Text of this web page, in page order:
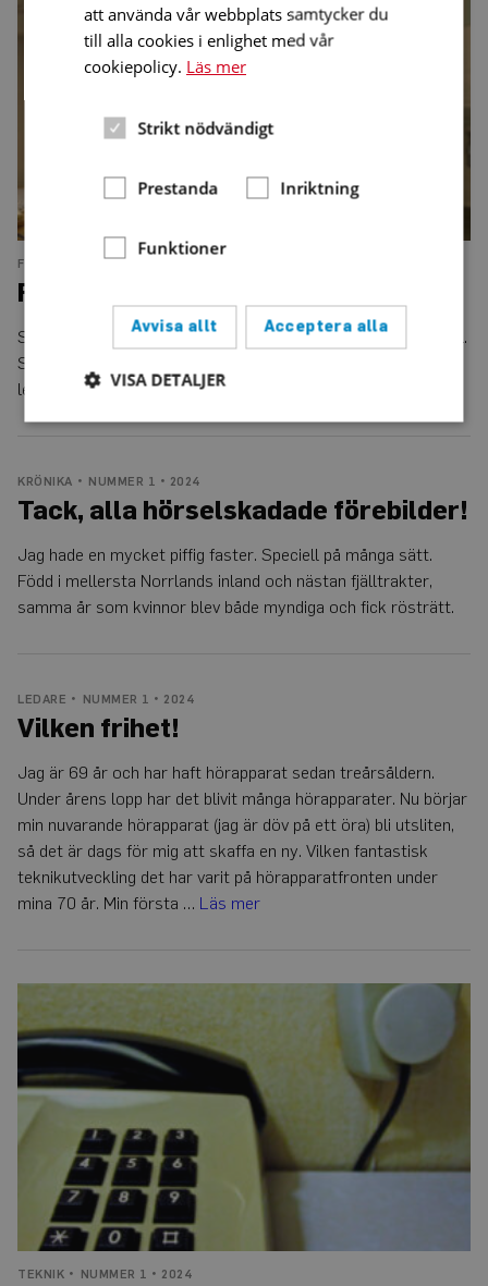
audionom
FRÅGA & SVAR NUMMER 1 • 2024
Flickornas idol blev audionom
Som 16-åring gjorde Johan Palm succé i tv-programmet Idol.
Som 31-åring slår han igenom som audionom. Det smittande
leendet går hem hos patienter såväl som hos publiken.
KRÖNIKA NUMMER 1 • 2024
Tack, alla hörselskadade förebilder!
Jag hade en mycket piffig faster. Speciell på många sätt.
Född i mellersta Norrlands inland och nästan fjälltrakter,
samma år som kvinnor blev både myndiga och fick rösträtt.
LEDARE NUMMER 1 • 2024
Vilken frihet!
Jag är 69 år och har haft hörapparat sedan treårsåldern.
Under årens lopp har det blivit många hörapparater. Nu börjar
min nuvarande hörapparat (jag är döv på ett öra) bli utsliten,
så det är dags för mig att skaffa en ny. Vilken fantastisk
teknikutveckling det har varit på hörapparatfronten under
mina 70 år. Min första … Läs mer
Slutet
nära
för
fast
TEKNIK NUMMER 1 • 2024
att använda vår webbplats samtycker du
till alla cookies i enlighet med vår
cookiepolicy. Läs mer
Strikt nödvändigt
Prestanda Inriktning
Funktioner
Acceptera alla
Avvisa allt
VISA DETALJER
Funktioner
kärnwebbplatsfunktioner som användarinloggning
och kontohantering. Webbplatsen kan inte
användas ordentligt utan strikt nödvändiga cookies.
ihåg
preferenserna
för
besökarens
cookie. Det är
nödvändigt
att Cookie-
Script.com
cookiebanner
Namn
Leverantör
/Domän
Utgång Beskrivning
_ga
Google
.auris.nu
Detta cookie-namn är
associerat med Google
Universal Analytics -
en viktig uppdatering
Googles mer vanliga
analystjänst. Denna
används för att
i varje sidförfrågan på